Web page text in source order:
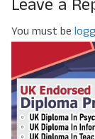
Leave a
You must be